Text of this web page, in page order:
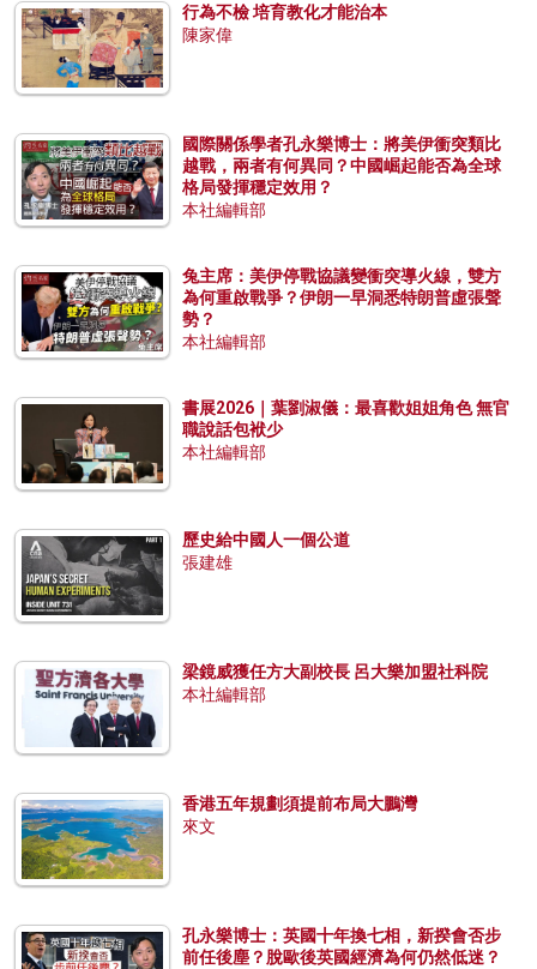
行為不檢 培育教化才能治本
陳家偉
國際關係學者孔永樂博士：將美伊衝突類比
越戰，兩者有何異同？中國崛起能否為全球
格局發揮穩定效用？
本社編輯部
兔主席：美伊停戰協議變衝突導火線，雙方
為何重啟戰爭？伊朗一早洞悉特朗普虛張聲
勢？
本社編輯部
書展2026｜葉劉淑儀：最喜歡姐姐角色 無官
職說話包袱少
本社編輯部
歷史給中國人一個公道
張建雄
梁鏡威獲任方大副校長 呂大樂加盟社科院
本社編輯部
香港五年規劃須提前布局大鵬灣
來文
孔永樂博士：英國十年換七相，新揆會否步
前任後塵？脫歐後英國經濟為何仍然低迷？